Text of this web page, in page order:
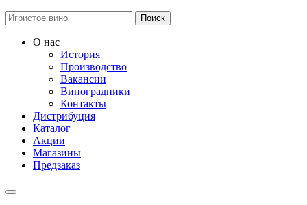
Поиск
О нас
История
Производство
Вакансии
Виноградники
Контакты
Дистрибуция
Каталог
Акции
Магазины
Предзаказ